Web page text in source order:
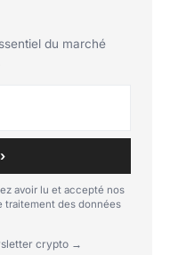
du marché
avoir lu et accepté nos
traitement des données
crypto →